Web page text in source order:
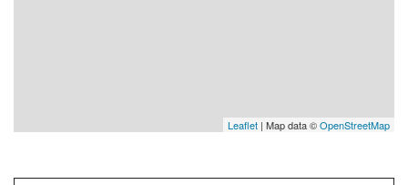
Leaflet | Map data ©OpenStreetMap